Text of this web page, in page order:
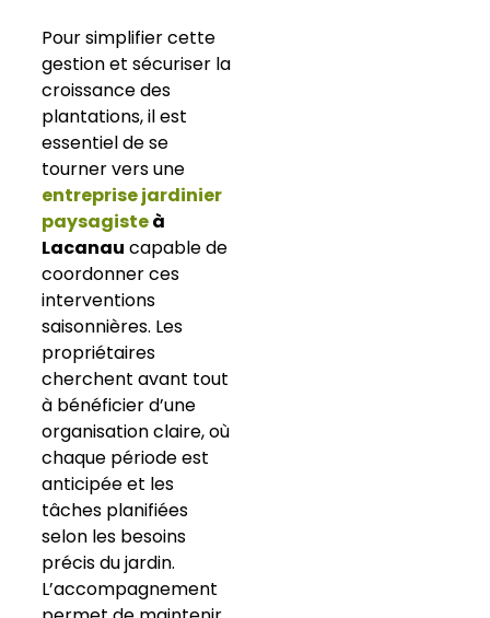
Pour simplifier cette
gestion et sécuriser la
croissance des
plantations, il est
essentiel de se
tourner vers une
entreprise jardinier
paysagisteà
Lacanau capable de
coordonner ces
interventions
saisonnières. Les
propriétaires
cherchent avant tout
à bénéficier d’une
organisation claire, où
chaque période est
anticipée et les
tâches planifiées
selon les besoins
précis du jardin.
L’accompagnement